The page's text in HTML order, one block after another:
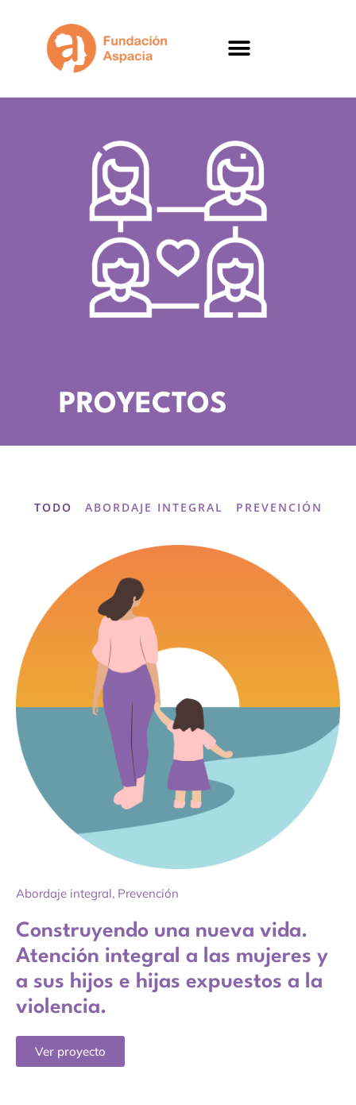
PROYECTOS
ABORDAJE INTEGRAL PREVENCIÓN
TODO
Abordaje integral, Prevención
Construyendo una nueva vida.
Atención integral a las mujeres y
a sus hijos e hijas expuestos a la
violencia.
Ver proyecto